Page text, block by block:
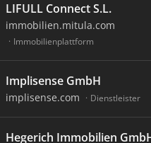
LIFULL Connect S.L.
immobilien.mitula.com
Immobilienplattform
Implisense GmbH
implisense.com Dienstleister
Hegerich Immobilien